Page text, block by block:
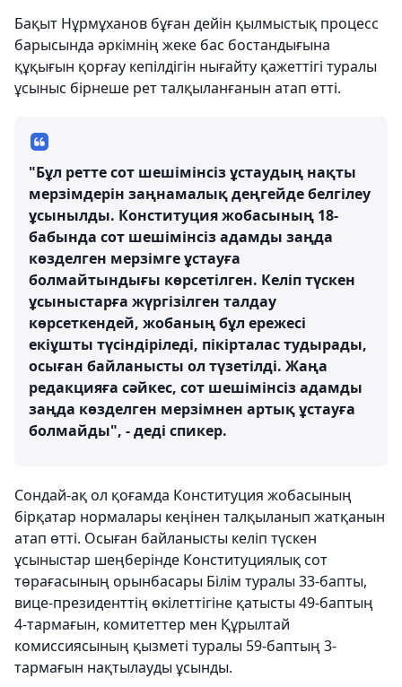
Бақыт Нұрмұханов бұған дейін қылмыстық процесс
барысында әркімнің жеке бас бостандығына
құқығын қорғау кепілдігін нығайту қажеттігі туралы
ұсыныс бірнеше рет талқыланғанын атап өтті.
"Бұл ретте сот шешімінсіз ұстаудың нақты
мерзімдерін заңнамалық деңгейде белгілеу
ұсынылды. Конституция жобасының 18-
бабында сот шешімінсіз адамды заңда
көзделген мерзімге ұстауға
болмайтындығы көрсетілген. Келіп түскен
ұсыныстарға жүргізілген талдау
көрсеткендей, жобаның бұл ережесі
екіұшты түсіндіріледі, пікірталас тудырады,
осыған байланысты ол түзетілді. Жаңа
редакцияға сәйкес, сот шешімінсіз адамды
заңда көзделген мерзімнен артық ұстауға
болмайды", - деді спикер.
Сондай-ақ ол қоғамда Конституция жобасының
бірқатар нормалары кеңінен талқыланып жатқанын
атап өтті. Осыған байланысты келіп түскен
ұсыныстар шеңберінде Конституциялық сот
төрағасының орынбасары Білім туралы 33-бапты,
вице-президенттің өкілеттігіне қатысты 49-баптың
4-тармағын, комитеттер мен Құрылтай
комиссиясының қызметі туралы 59-баптың 3-
тармағын нақтылауды ұсынды.